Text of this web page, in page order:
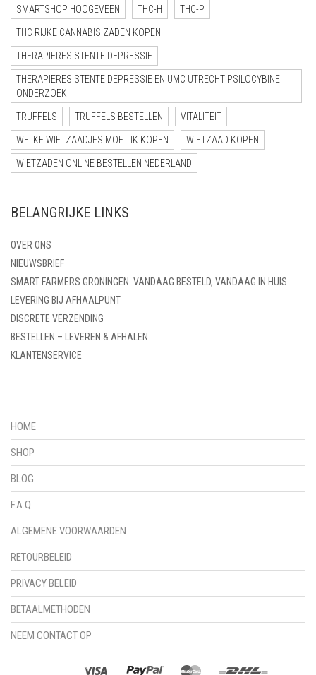
SMARTSHOP HOOGEVEEN THC-H THC-P
THC RIJKE CANNABIS ZADEN KOPEN
THERAPIERESISTENTE DEPRESSIE
THERAPIERESISTENTE DEPRESSIE EN UMC UTRECHT PSILOCYBINE
ONDERZOEK
TRUFFELS TRUFFELS BESTELLEN VITALITEIT
WELKE WIETZAADJES MOET IK KOPEN WIETZAAD KOPEN
WIETZADEN ONLINE BESTELLEN NEDERLAND
BELANGRIJKE LINKS
OVER ONS
NIEUWSBRIEF
SMART FARMERS GRONINGEN: VANDAAG BESTELD, VANDAAG IN HUIS
LEVERING BIJ AFHAALPUNT
DISCRETE VERZENDING
BESTELLEN – LEVEREN & AFHALEN
KLANTENSERVICE
HOME
SHOP
BLOG
F.A.Q.
ALGEMENE VOORWAARDEN
RETOURBELEID
PRIVACY BELEID
BETAALMETHODEN
NEEM CONTACT OP